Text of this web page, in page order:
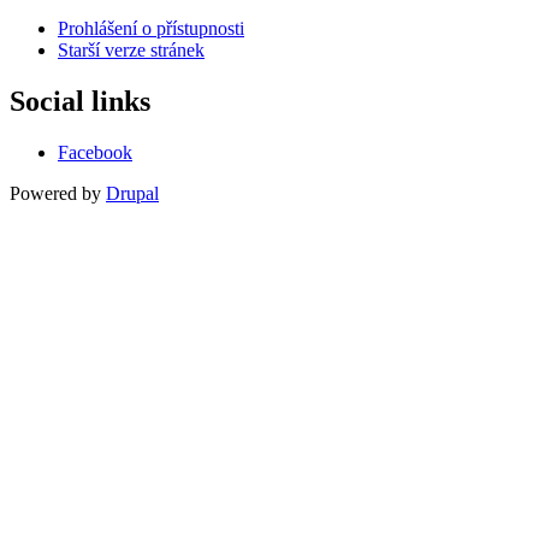
Menu
patičky
Prohlášení o přístupnosti
Starší verze stránek
Social links
Facebook
Powered by Drupal